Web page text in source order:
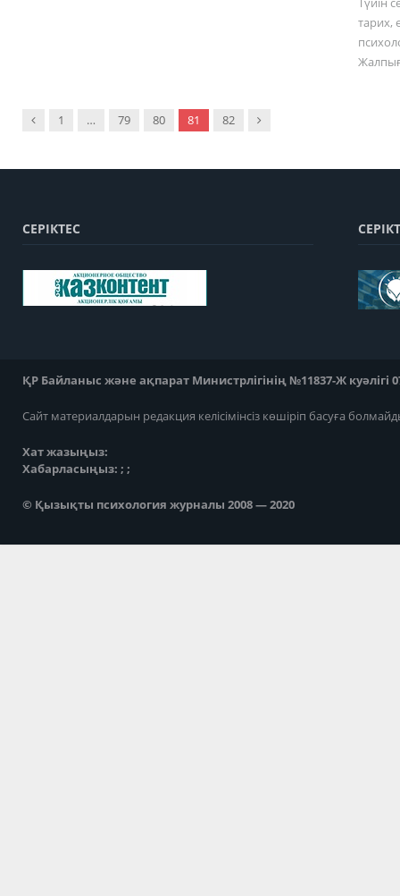
тарих,
Previous
1 … 79 80 81 82 Next
СЕРІКТЕС
ҚР Байланыс және ақпарат Министрлігінің №11837-Ж куәлігі
Сайт материалдарын редакция келісімінсіз көшіріп басуға
Хат жазыңыз:
Хабарласыңыз: ; ;
© Қызықты психология журналы 2008 — 2020